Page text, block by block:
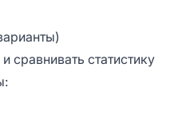
сравнивать статистику